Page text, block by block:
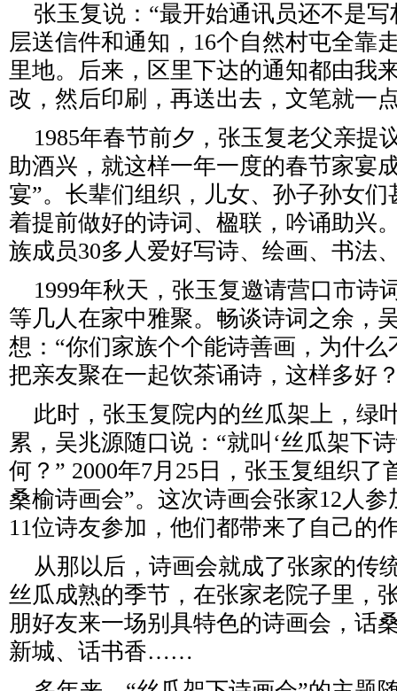
张玉复说：“最开始通讯员还不是写
层送信件和通知，16个自然村屯全靠
里地。后来，区里下达的通知都由我
改，然后印刷，再送出去，文笔就一
1985年春节前夕，张玉复老父亲提
助酒兴，就这样一年一度的春节家宴
宴”。长辈们组织，儿女、孙子孙女
着提前做好的诗词、楹联，吟诵助兴
族成员30多人爱好写诗、绘画、书法
1999年秋天，张玉复邀请营口市诗
等几人在家中雅聚。畅谈诗词之余，
想：“你们家族个个能诗善画，为什
把亲友聚在一起饮茶诵诗，这样多好
此时，张玉复院内的丝瓜架上，绿
累，吴兆源随口说：“就叫‘丝瓜架下
何？” 2000年7月25日，张玉复组织了
桑榆诗画会”。这次诗画会张家12人
11位诗友参加，他们都带来了自己的
从那以后，诗画会就成了张家的传
丝瓜成熟的季节，在张家老院子里，
朋好友来一场别具特色的诗画会，话
新城、话书香……